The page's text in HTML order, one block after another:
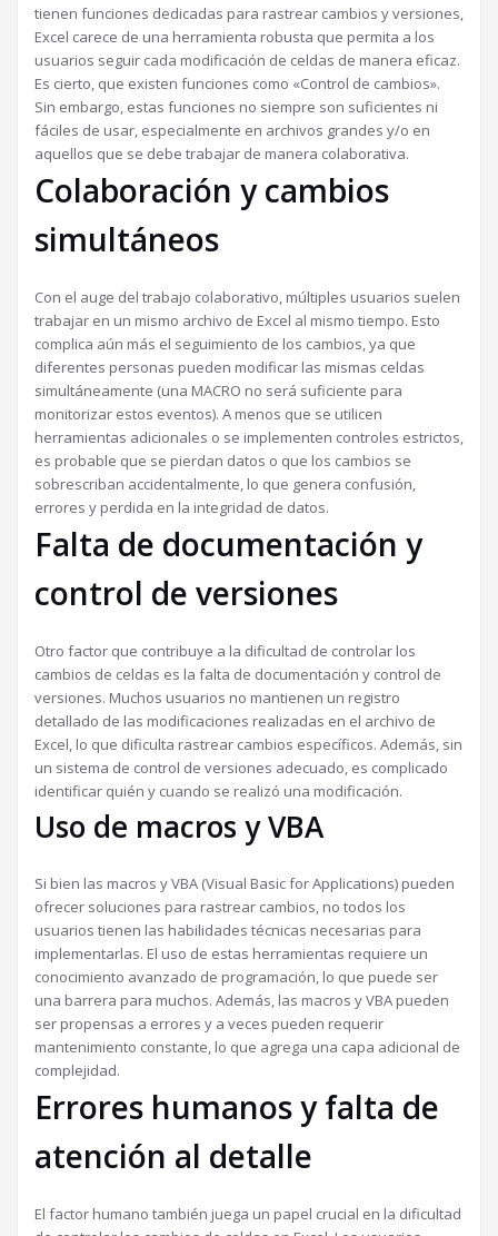
tienen funciones dedicadas para rastrear cambios y versiones,
Excel carece de una herramienta robusta que permita a los
usuarios seguir cada modificación de celdas de manera eficaz.
Es cierto, que existen funciones como «Control de cambios».
Sin embargo, estas funciones no siempre son suficientes ni
fáciles de usar, especialmente en archivos grandes y/o en
aquellos que se debe trabajar de manera colaborativa.
Colaboración y cambios
simultáneos
Con el auge del trabajo colaborativo, múltiples usuarios suelen
trabajar en un mismo archivo de Excel al mismo tiempo. Esto
complica aún más el seguimiento de los cambios, ya que
diferentes personas pueden modificar las mismas celdas
simultáneamente (una MACRO no será suficiente para
monitorizar estos eventos). A menos que se utilicen
herramientas adicionales o se implementen controles estrictos,
es probable que se pierdan datos o que los cambios se
sobrescriban accidentalmente, lo que genera confusión,
errores y perdida en la integridad de datos.
Falta de documentación y
control de versiones
Otro factor que contribuye a la dificultad de controlar los
cambios de celdas es la falta de documentación y control de
versiones. Muchos usuarios no mantienen un registro
detallado de las modificaciones realizadas en el archivo de
Excel, lo que dificulta rastrear cambios específicos. Además, sin
un sistema de control de versiones adecuado, es complicado
identificar quién y cuando se realizó una modificación.
Uso de macros y VBA
Si bien las macros y VBA (Visual Basic for Applications) pueden
ofrecer soluciones para rastrear cambios, no todos los
usuarios tienen las habilidades técnicas necesarias para
implementarlas. El uso de estas herramientas requiere un
conocimiento avanzado de programación, lo que puede ser
una barrera para muchos. Además, las macros y VBA pueden
ser propensas a errores y a veces pueden requerir
mantenimiento constante, lo que agrega una capa adicional de
complejidad.
Errores humanos y falta de
atención al detalle
El factor humano también juega un papel crucial en la dificultad